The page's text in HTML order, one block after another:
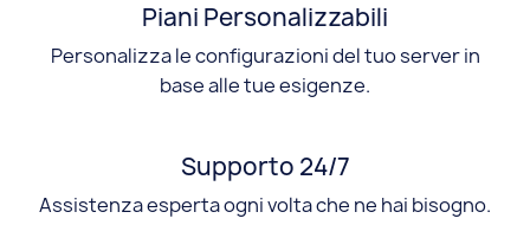
Piani Personalizzabili
Personalizza le configurazioni del tuo server in
base alle tue esigenze.
Supporto 24/7
Assistenza esperta ogni volta che ne hai bisogno.